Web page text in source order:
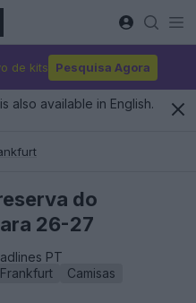
de kits Pesquisa Agora
also available in English.
do
26-27
PT
Camisas